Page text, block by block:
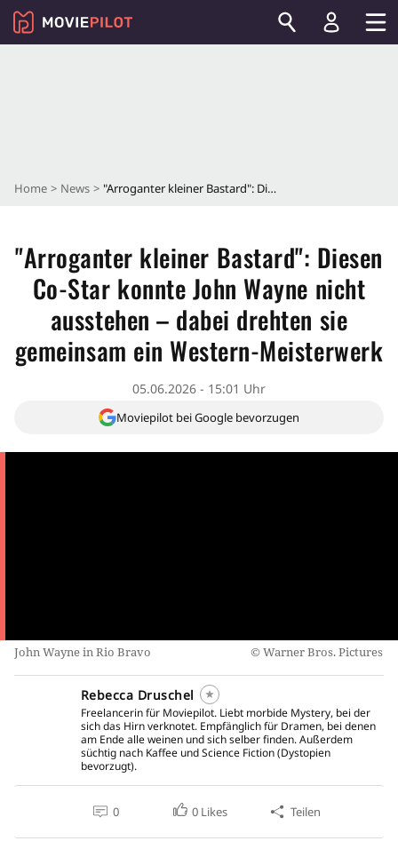
Home News "Arroganter kleiner Bastard": Diesen Co-Star konnte John Wayne nicht ausstehen – dabei drehten sie gemeinsam ein Western-Meisterwerk
"Arroganter kleiner Bastard": Diesen
Co-Star konnte John Wayne nicht
ausstehen – dabei drehten sie
gemeinsam ein Western-Meisterwerk
05.06.2026 - 15:01 Uhr
Moviepilot bei Google bevorzugen
John Wayne in Rio Bravo Warner Bros. Pictures
Rebecca Druschel
Freelancerin für Moviepilot. Liebt morbide Mystery, bei der
sich das Hirn verknotet. Empfänglich für Dramen, bei denen
am Ende alle weinen und sich selber finden. Außerdem
süchtig nach Kaffee und Science Fiction (Dystopien
bevorzugt).
0 0 Likes Teilen